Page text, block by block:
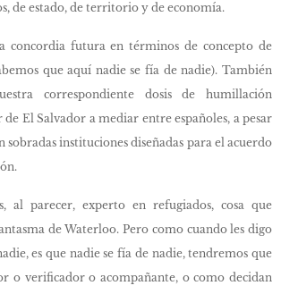
de estado, de territorio y de economía.
concordia futura en términos de concepto de
que aquí nadie se fía de nadie). También
correspondiente dosis de humillación
El Salvador a mediar entre españoles, a pesar
sobradas instituciones diseñadas para el acuerdo
al parecer, experto en refugiados, cosa que
de Waterloo. Pero como cuando les digo
es que nadie se fía de nadie, tendremos que
o verificador o acompañante, o como decidan